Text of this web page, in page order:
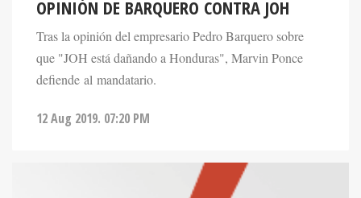
OPINIÓN DE BARQUERO CONTRA JOH
Tras la opinión del empresario Pedro Barquero sobre
que "JOH está dañando a Honduras", Marvin Ponce
defiende al mandatario.
12 Aug 2019. 07:20 PM